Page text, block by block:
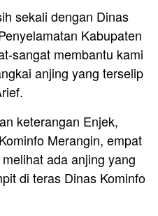
sekali dengan Dinas
Kabupaten
sangat membantu kami
anjing yang terselip
keterangan Enjek,
Merangin, empat
ada anjing yang
di teras Dinas Kominfo